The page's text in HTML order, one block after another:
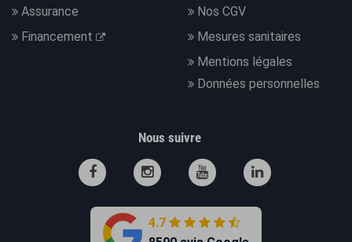
Assurance
Financement
Nos CGV
Mesures sanitaires
Mentions légales
Données personnelles
Nous suivre
4.7